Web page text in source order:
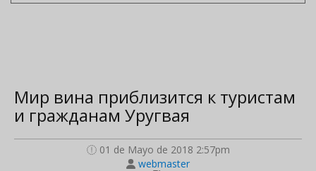
Мир вина приблизится к туристам
и гражданам Уругвая
01 de Mayo de 2018 2:57pm
webmaster